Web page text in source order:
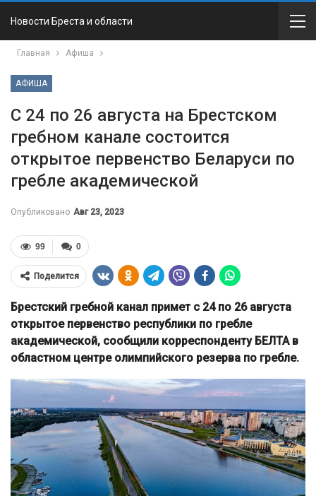
Новости Бреста и области
Главная Афиша
АФИША
С 24 по 26 августа на Брестском
гребном канале состоится
открытое первенство Беларуси по
гребле академической
Опубликовано Авг 23, 2023
0
99
Поделится
Брестский гребной канал примет с 24 по 26 августа
открытое первенство республики по гребле
академической, сообщили корреспонденту БЕЛТА в
областном центре олимпийского резерва по гребле.